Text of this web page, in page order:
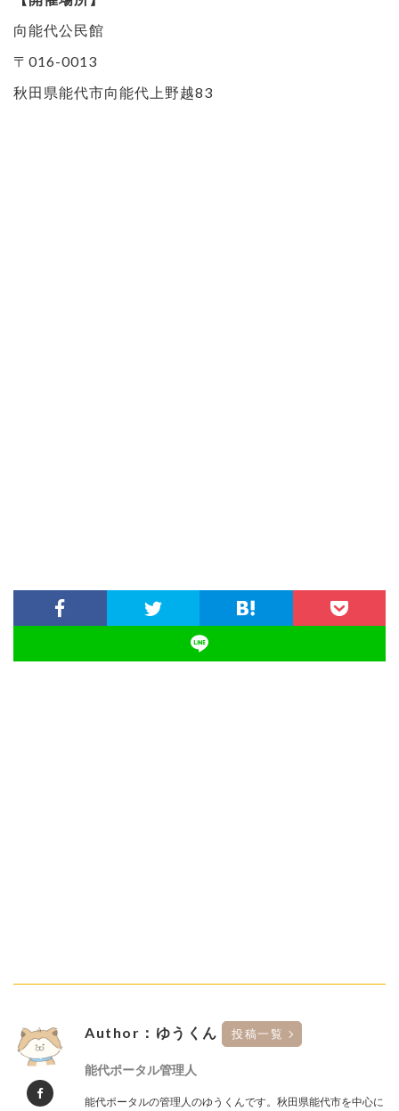
向能代公民館
〒016-0013
秋田県能代市向能代上野越83
Author：ゆうくん 投稿一覧
能代ポータル管理人
能代ポータルの管理人のゆうくんです。秋田県能代市を中心に